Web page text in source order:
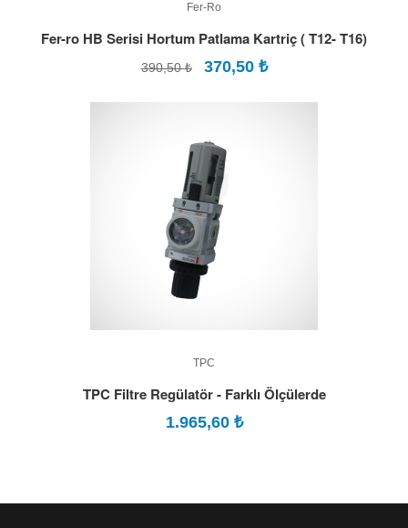
Fer-Ro
Fer-ro HB Serisi Hortum Patlama Kartriç ( T12- T16)
390,50 ₺ 370,50 ₺
TPC
TPC Filtre Regülatör - Farklı Ölçülerde
1.965,60 ₺